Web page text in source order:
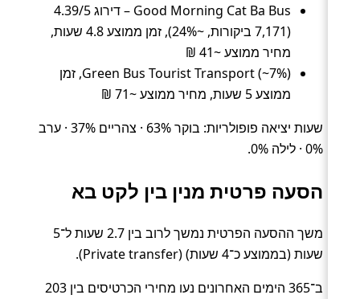
Good Morning Cat Ba Bus – דירוג 4.39/5
(7,171 ביקורות, ~24%), זמן ממוצע 4.8 שעות,
מחיר ממוצע ~41 ₪
Green Bus Tourist Transport (~7%), זמן
ממוצע 5 שעות, מחיר ממוצע ~71 ₪
שעות יציאה פופולריות: בוקר 63% · צהריים 37% · ערב
0% · לילה 0%.
הסעה פרטית מנין בין לקט בא
משך ההסעה הפרטית נמשך לרוב בין 2.7 שעות ל־5
שעות (בממוצע כ־4 שעות) (Private transfer).
ב־365 הימים האחרונים נעו מחירי הכרטיסים בין 203